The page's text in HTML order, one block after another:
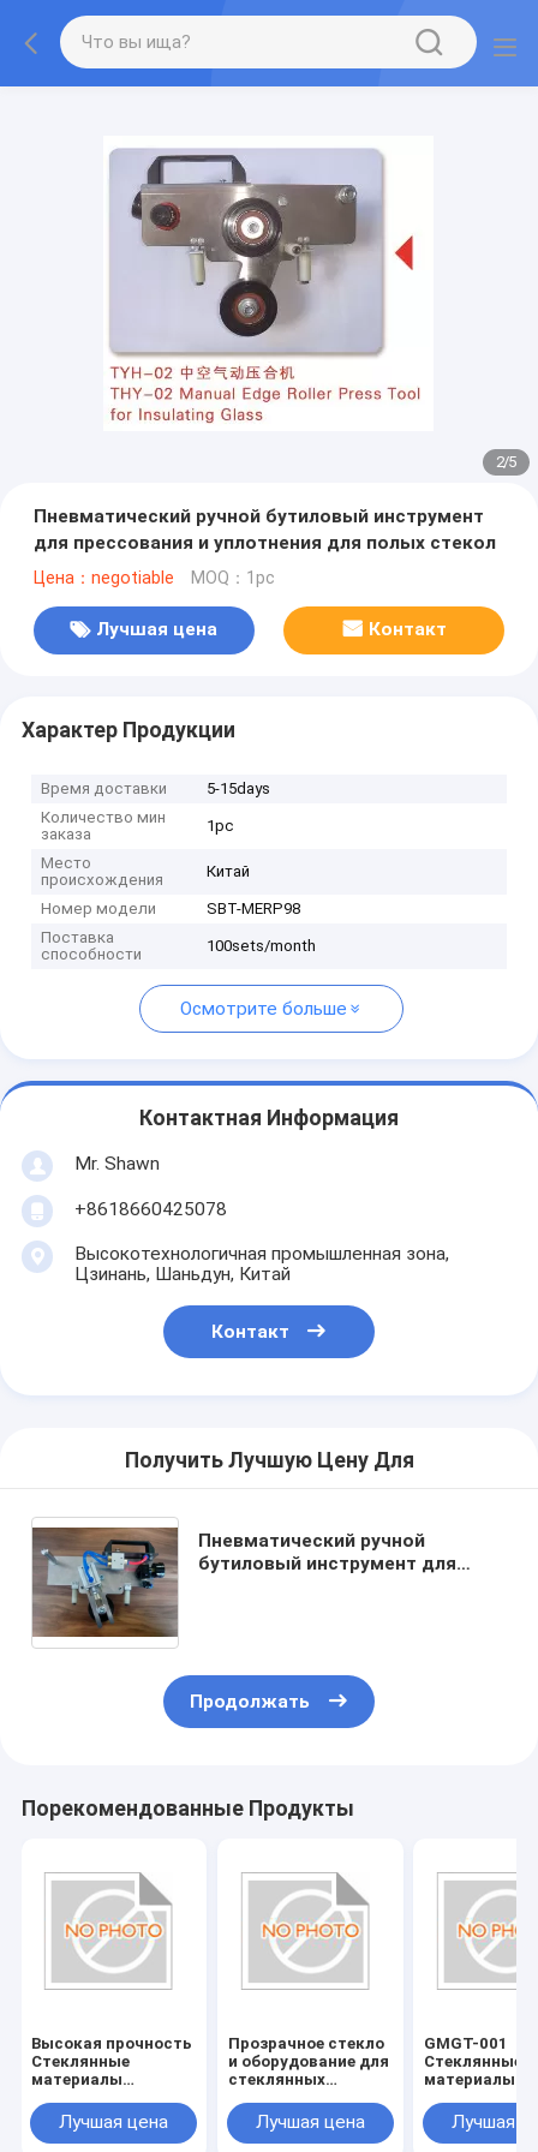
2/5
Пневматический ручной бутиловый инструмент
для прессования и уплотнения для полых стекол
Цена：negotiable MOQ：1pc
Лучшая цена Контакт
Характер Продукции
Время доставки
5-15days
Количество мин
заказа
1pc
Место
происхождения
Китай
Номер модели
SBT-MERP98
Поставка
способности
100sets/month
Осмотрите больше
Контактная Информация
Mr. Shawn
+8618660425078
Высокотехнологичная промышленная зона,
Цзинань, Шаньдун, Китай
Контакт
Получить Лучшую Цену Для
Пневматический ручной
бутиловый инструмент для
Продолжать
Порекомендованные Продукты
Высокая прочность
Стеклянные
материалы
инструменты
Устойчивые к
Лучшая цена
Прозрачное стекло
и оборудование для
стеклянных
Лучшая цена
GMGT-001
Стеклянные
материалы
инструменты
Страна
Лучшая